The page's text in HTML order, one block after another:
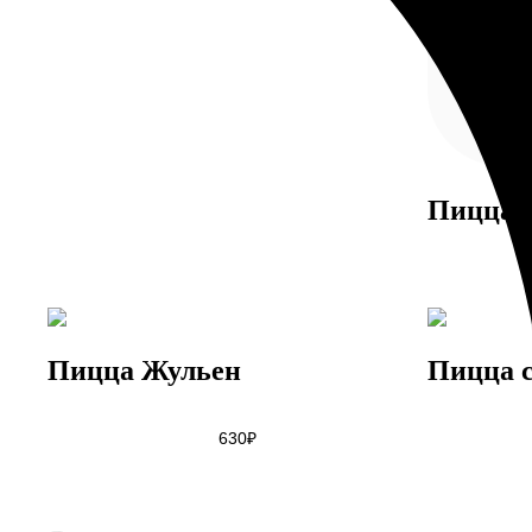
Пицца
Пицца Жульен
630₽
Пицца с